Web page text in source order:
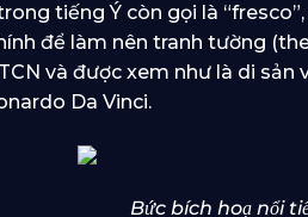
tiếng Ý còn gọi là
để làm nên tranh tường
và được xem như là di
Da Vinci.
Bức bích hoạ nổi